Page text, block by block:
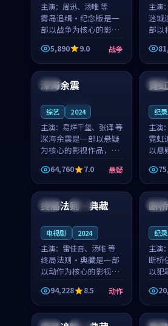
主演： 周迅、汤唯 等
雾岛追缉·纪念版是一
部以战争为核心的影视
作品，围绕危机、反转
与人物成长展开，整体
节奏紧凑，值得推荐观
5,890 9.0 战争
主演：
迷城
部以
作品
与人
节奏
看。
法国
深海余震
综艺 2024
主演： 易烊千玺、张译 等
深海余震是一部以悬疑
为核心的影视作品，围
绕危机、反转与人物成
长展开，整体节奏紧
凑，值得推荐观看。
64,760 7.0 悬疑
韩国
霓
纪
主演：
等
霓虹
以悬
品，
人物
奏紧
看。
美国 高分
终局法则·典藏
电视剧 2024
主演： 雷佳音、汤唯 等
终局法则·典藏是一部
以动作为核心的影视作
品，围绕危机、反转与
人物成长展开，整体节
奏紧凑，值得推荐观
看。
94,228 8.5 动作
韩国
断
纪
主演：
断桥
以犯
品，
人物
奏紧
看。